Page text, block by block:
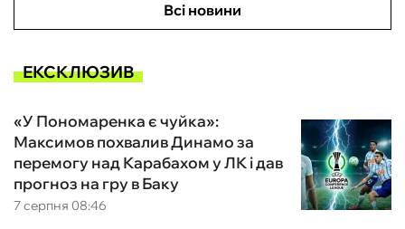
Всі новини
ЕКСКЛЮЗИВ
7 серпня 08:46
«У Пономаренка є чуйка»:
Максимов похвалив Динамо за
перемогу над Карабахом у ЛК і дав
прогноз на гру в Баку